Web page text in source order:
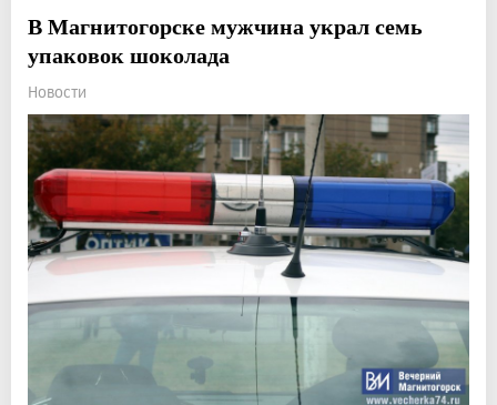
В Магнитогорске мужчина украл семь
упаковок шоколада
Новости